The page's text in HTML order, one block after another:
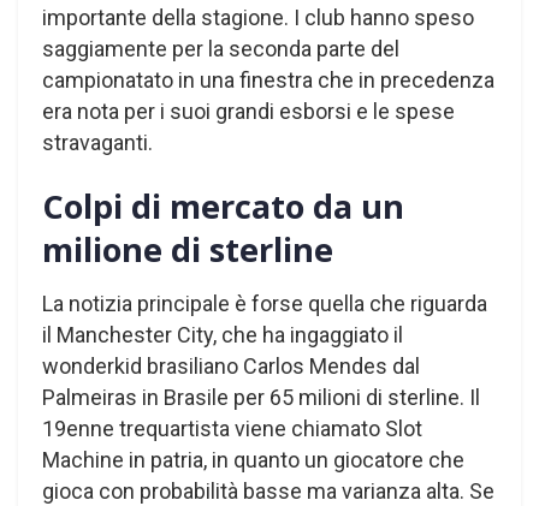
importante della stagione. I club hanno speso
saggiamente per la seconda parte del
campionatato in una finestra che in precedenza
era nota per i suoi grandi esborsi e le spese
stravaganti.
Colpi di mercato da un
milione di sterline
La notizia principale è forse quella che riguarda
il Manchester City, che ha ingaggiato il
wonderkid brasiliano Carlos Mendes dal
Palmeiras in Brasile per 65 milioni di sterline. Il
19enne trequartista viene chiamato Slot
Machine in patria, in quanto un giocatore che
gioca con probabilità basse ma varianza alta. Se